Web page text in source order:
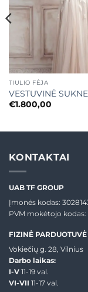
TIULIO FĖJA
VESTUVINĖ
€1.800,00
KONTAKTAI
UAB TF GROUP
Įmonės kodas:
PVM mokėtojo kodas:
FIZINĖ PARDUOTUVĖ
Vokiečių g. 28, Vilnius
Darbo laikas:
I-V 11-19 val.
VI-VII 11-17 val.